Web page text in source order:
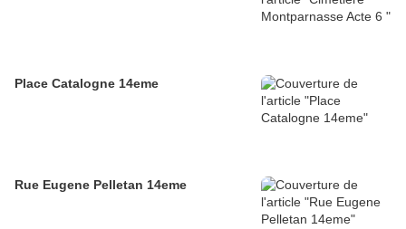
Place Catalogne 14eme
Rue Eugene Pelletan 14eme